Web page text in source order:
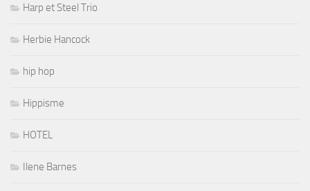
Harp et Steel Trio
Herbie Hancock
hip hop
Hippisme
HOTEL
Ilene Barnes